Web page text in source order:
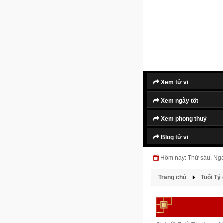
Xem tử vi
Xem ngày tốt
Xem phong thuỷ
Blog tử vi
Hôm nay: Thứ sáu,
Trang chủ Tuổi Tý